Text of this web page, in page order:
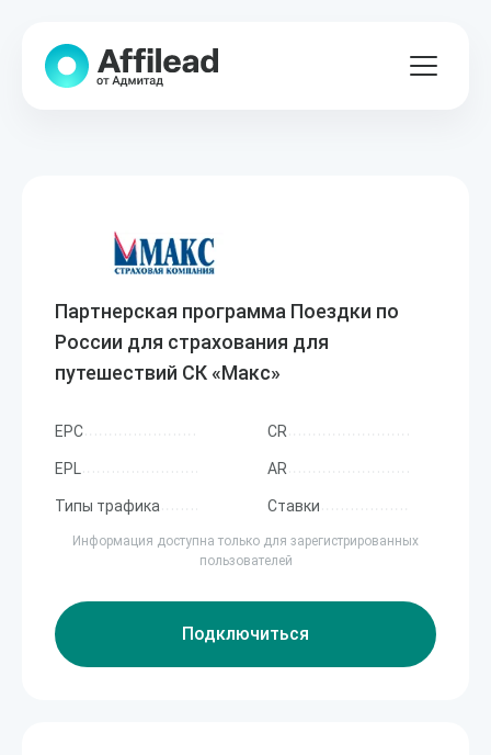
Партнерская программа Поездки по
России для страхования для
путешествий СК «Макс»
EPC CR
EPL AR
Типы трафика Ставки
Информация доступна только для зарегистрированных
пользователей
Подключиться